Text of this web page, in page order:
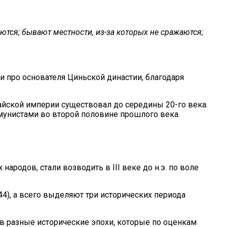
бывают местности, из-за которых не сражаются;
основателя Циньской династии, благодаря
империи существовал до середины 20-го века.
во второй половине прошлого века.
стали возводить в III веке до н.э. по воле
а всего выделяют три исторических периода
разные исторические эпохи, которые по оценкам